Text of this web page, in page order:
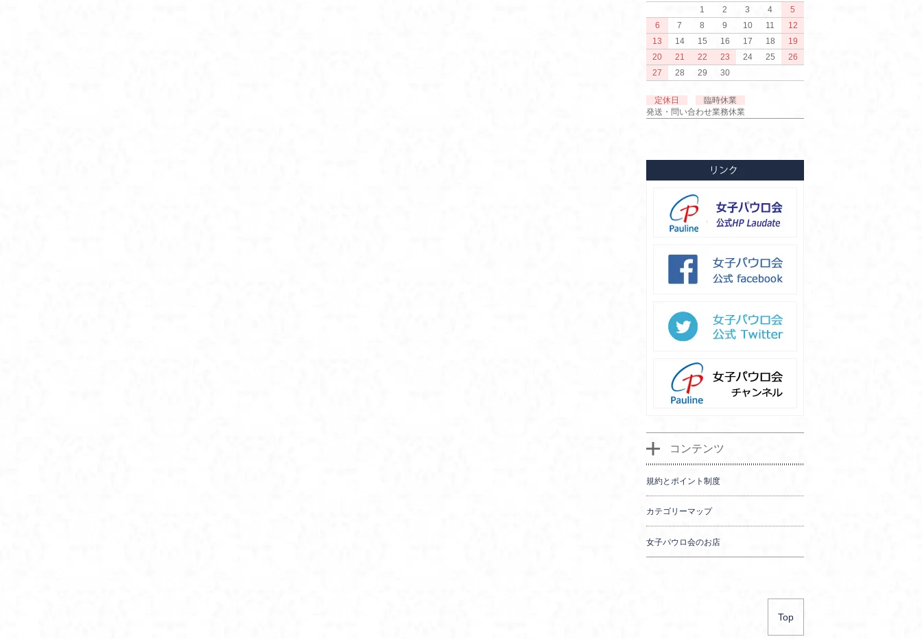
1
2 3 4
5
6
7 8 9 10 11
12
13
14 15 16 17 18
19
20
21 22 23 24 25
26
27
28 29 30
定休日
臨時休業
発送・問い合わせ業務休業
コンテンツ
規約とポイント制度
カテゴリーマップ
女子パウロ会のお店
Top